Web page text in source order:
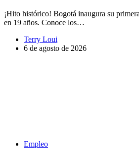
¡Hito histórico! Bogotá inaugura su
en 19 años. Conoce los…
Terry Loui
6 de agosto de 2026
Empleo